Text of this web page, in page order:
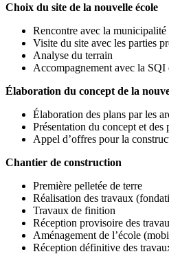
Choix du site de la nouvelle école
Rencontre avec la
Visite du site avec les parties
Analyse du terrain
Accompagnement avec la
Élaboration du concept de la
Élaboration des plans par les
Présentation du concept et
Appel d’offres pour la
Chantier de construction
Première pelletée de terre
Réalisation des travaux
Travaux de finition
Réception provisoire des
Aménagement de l’école
Réception définitive des